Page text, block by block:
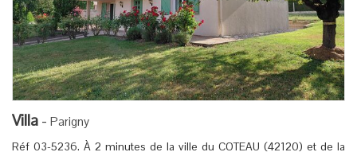
Villa- Parigny
Réf 03-5236. À 2 minutes de la ville du COTEAU (42120) et de la